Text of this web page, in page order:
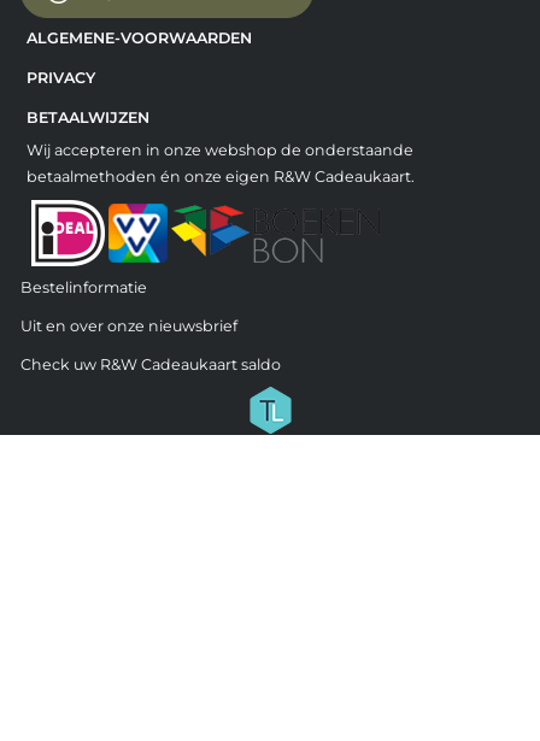
ALGEMENE-VOORWAARDEN
PRIVACY
BETAALWIJZEN
Wij accepteren in onze webshop de onderstaande
betaalmethoden én onze eigen R&W Cadeaukaart.
Bestelinformatie
Uit en over onze nieuwsbrief
Check uw R&W Cadeaukaart saldo